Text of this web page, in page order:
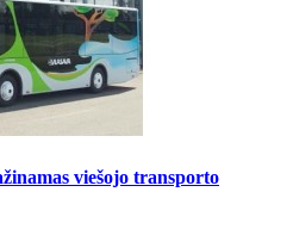
viešojo transporto